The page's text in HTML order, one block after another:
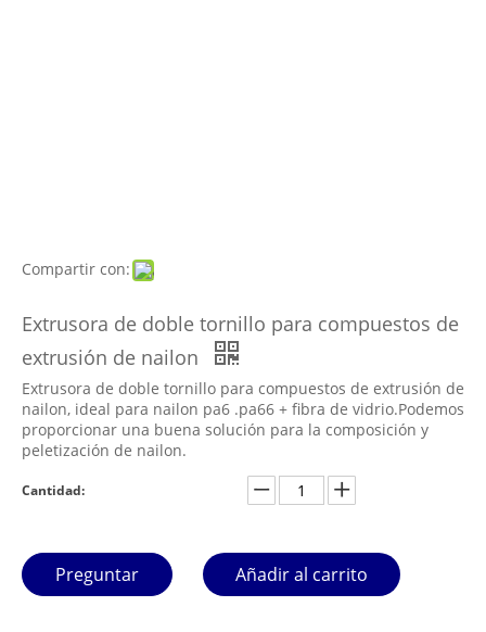
Compartir con:
Extrusora de doble tornillo para compuestos de
extrusión de nailon
Extrusora de doble tornillo para compuestos de extrusión de
nailon, ideal para nailon pa6 .pa66 + fibra de vidrio.Podemos
proporcionar una buena solución para la composición y
peletización de nailon.
Cantidad:
Preguntar Añadir al carrito